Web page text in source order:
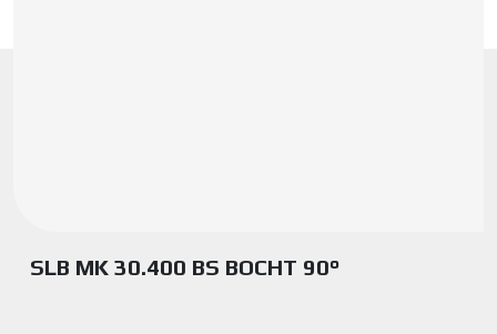
SLB MK 30.400 BS BOCHT 90°